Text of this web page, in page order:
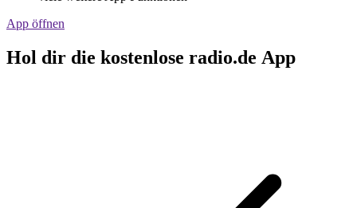
App öffnen
Hol dir die kostenlose radio.de App